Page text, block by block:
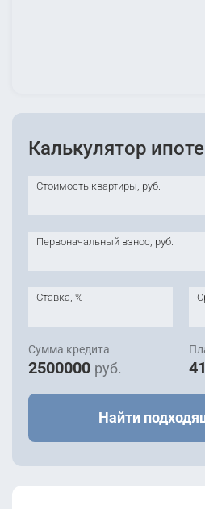
Калькулятор
Стоимость квартиры, руб.
Первоначальный взнос, руб.
Ставка, %
Сумма кредита
2500000 руб.
Найти